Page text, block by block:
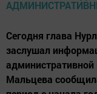
Сегодня глава
заслушал
Мальцева